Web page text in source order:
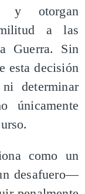
y otorgan
a las
Guerra. Sin
esta decisión
determinar
únicamente
como un
desafuero—